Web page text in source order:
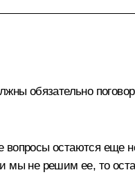
обязательно
вопросы остаются
мы не решим ее, то